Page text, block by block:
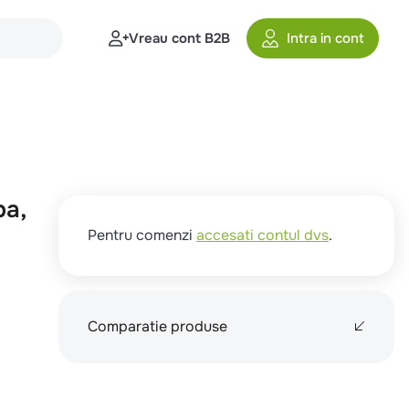
Vreau cont B2B Intra in cont
Pentru comenzi accesati contul dvs.
Comparatie produse